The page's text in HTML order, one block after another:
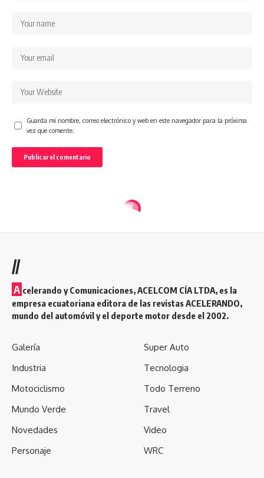
Guarda mi nombre, correo electrónico y web en este navegador para la próxima
vez que comente.
//
A celerando y Comunicaciones, ACELCOM CÍA LTDA, es la
empresa ecuatoriana editora de las revistas ACELERANDO,
mundo del automóvil y el deporte motor desde el 2002.
Galería
Industria
Motociclismo
Mundo Verde
Novedades
Personaje
Super Auto
Tecnologia
Todo Terreno
Travel
Video
WRC